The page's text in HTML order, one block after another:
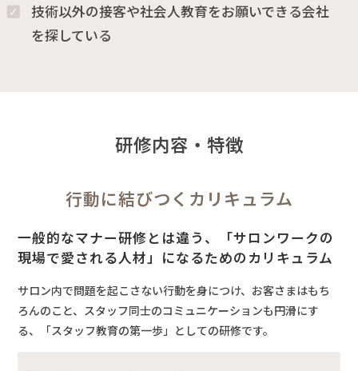
技術以外の接客や社会人教育をお願いできる会社
を探している
研修内容・特徴
行動に結びつくカリキュラム
一般的なマナー研修とは違う、「サロンワークの
現場で愛される人材」になるためのカリキュラム
サロン内で問題を起こさない行動を身につけ、お客さまはもち
ろんのこと、スタッフ同士のコミュニケーションも円滑にす
る、「スタッフ教育の第一歩」としての研修です。